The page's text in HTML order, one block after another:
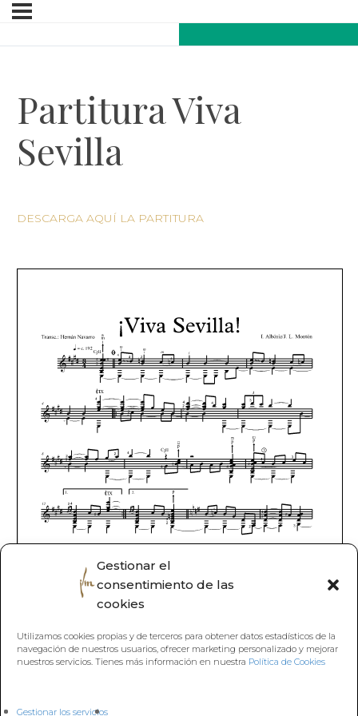
Gestionar el
consentimiento de las
cookies
Utilizamos cookies propias y de terceros para obtener datos estadísticos de la
navegación de nuestros usuarios, ofrecer marketing personalizado y mejorar
nuestros servicios. Tienes más información en nuestra Política de Cookies
Gestionar los servicios
Partitura Viva
Sevilla
DESCARGA AQUÍ LA PARTITURA